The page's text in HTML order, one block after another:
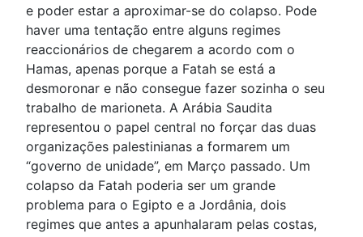
e poder estar a aproximar-se do colapso. Pode
haver uma tentação entre alguns regimes
reaccionários de chegarem a acordo com o
Hamas, apenas porque a Fatah se está a
desmoronar e não consegue fazer sozinha o seu
trabalho de marioneta. A Arábia Saudita
representou o papel central no forçar das duas
organizações palestinianas a formarem um
“governo de unidade”, em Março passado. Um
colapso da Fatah poderia ser um grande
problema para o Egipto e a Jordânia, dois
regimes que antes a apunhalaram pelas costas,